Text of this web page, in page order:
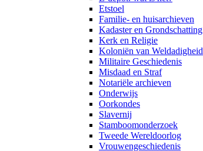
Etstoel
Familie- en huisarchieven
Kadaster en Grondschatting
Kerk en Religie
Koloniën van Weldadigheid
Militaire Geschiedenis
Misdaad en Straf
Notariële archieven
Onderwijs
Oorkondes
Slavernij
Stamboomonderzoek
Tweede Wereldoorlog
Vrouwengeschiedenis